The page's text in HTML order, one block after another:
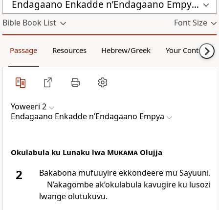
Endagaano Enkadde nʼEndagaano Empya (LCB)
Bible Book List Font Size
Passage Resources Hebrew/Greek Your Content
Yoweeri 2
Endagaano Enkadde nʼEndagaano Empya
Okulabula ku Lunaku lwa Mukama Olujja
2
Bakabona mufuuyire ekkondeere mu Sayuuni.
N’akagombe ak’okulabula kavugire ku lusozi
lwange olutukuvu.